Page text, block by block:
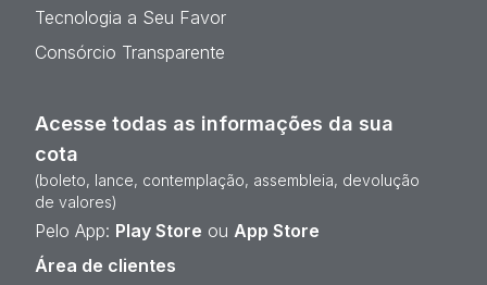
Tecnologia a Seu Favor
Consórcio Transparente
Acesse todas as informações da sua
cota
(boleto, lance, contemplação, assembleia, devolução
de valores)
Pelo App: Play Store ou App Store
Área de clientes